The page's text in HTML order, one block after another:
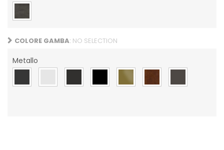
COLORE GAMBA: NO SELECTION
Metallo